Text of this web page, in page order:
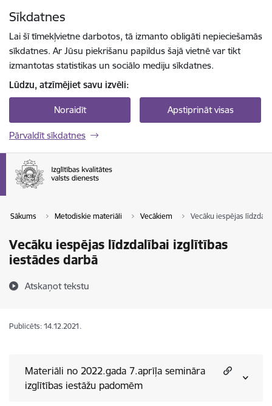
Sīkdatnes
Lai šī tīmekļvietne darbotos, tā izmanto obligāti nepieciešamās
sīkdatnes. Ar Jūsu piekrišanu papildus šajā vietnē var tikt
izmantotas statistikas un sociālo mediju sīkdatnes.
Lūdzu, atzīmējiet savu izvēli:
Noraidīt Apstiprināt visas
Pārvaldīt sīkdatnes
Sākums Metodiskie materiāli Vecākiem Vecāku iespējas
Vecāku iespējas līdzdalībai izglītības
iestādes darbā
Atskaņot tekstu
Publicēts: 14.12.2021.
Materiāli no 2022.gada 7.aprīļa semināra
izglītības iestāžu padomēm